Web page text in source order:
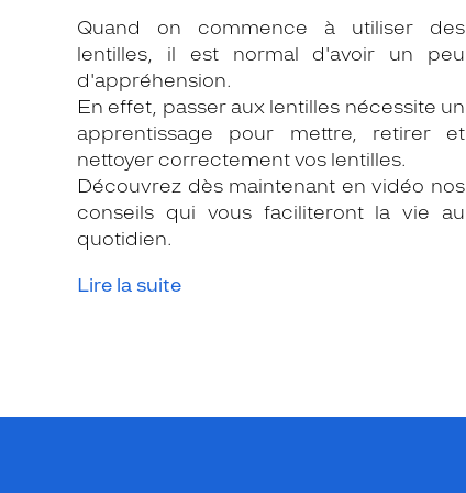
Quand on commence à utiliser des
lentilles, il est normal d'avoir un peu
d'appréhension.
En effet, passer aux lentilles nécessite un
apprentissage pour mettre, retirer et
nettoyer correctement vos lentilles.
Découvrez dès maintenant en vidéo nos
conseils qui vous faciliteront la vie au
quotidien.
Lire la suite